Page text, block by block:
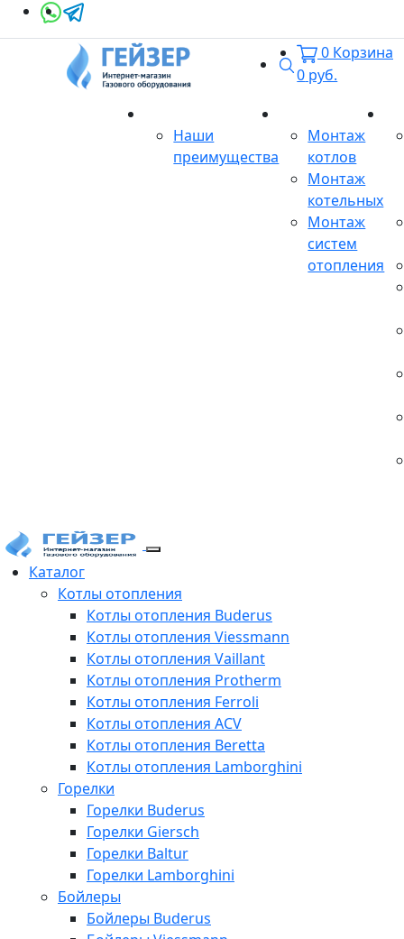
Поиск
0 Корзина
0 руб.
Наши
преимущества
Монтаж
котлов
Монтаж
котельных
Монтаж
систем
отопления
Каталог
Котлы отопления
Котлы отопления Buderus
Котлы отопления Viessmann
Котлы отопления Vaillant
Котлы отопления Protherm
Котлы отопления Ferroli
Котлы отопления ACV
Котлы отопления Beretta
Котлы отопления Lamborghini
Горелки
Горелки Buderus
Горелки Giersch
Горелки Baltur
Горелки Lamborghini
Бойлеры
Бойлеры Buderus